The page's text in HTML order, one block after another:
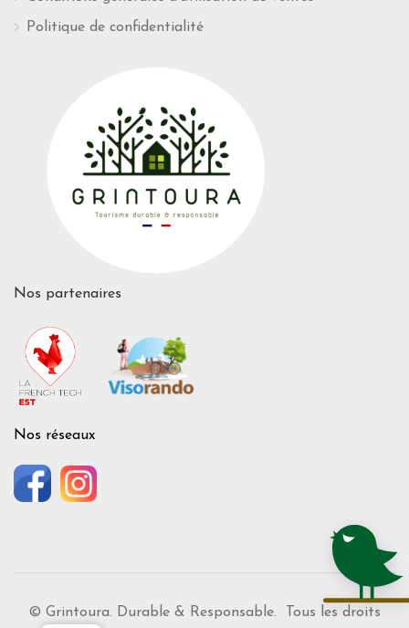
Politique de confidentialité
Nos partenaires
Nos réseaux
© Grintoura. Durable & Responsable. Tous les droits